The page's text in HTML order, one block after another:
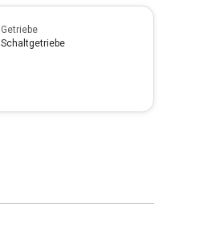
Getriebe
Schaltgetriebe